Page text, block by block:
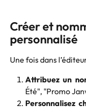
Créer et
personnalisé
Une fois dans
Attribuez un
Été", "Promo
Personnalisez